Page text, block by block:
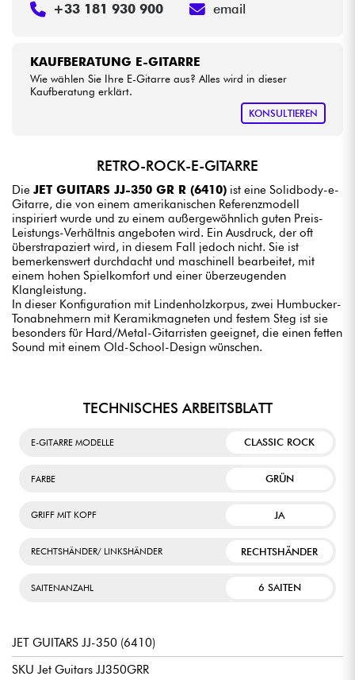
KAUFBERATUNG E-GITARRE
Wie wählen Sie Ihre E-Gitarre aus? Alles wird in dieser
Kaufberatung erklärt.
KONSULTIEREN
+33 181 930 900 email
RETRO-ROCK-E-GITARRE
Die JET GUITARS JJ-350 GR R (6410) ist eine Solidbody-e-
Gitarre, die von einem amerikanischen Referenzmodell
inspiriert wurde und zu einem außergewöhnlich guten Preis-
Leistungs-Verhältnis angeboten wird. Ein Ausdruck, der oft
überstrapaziert wird, in diesem Fall jedoch nicht. Sie ist
bemerkenswert durchdacht und maschinell bearbeitet, mit
einem hohen Spielkomfort und einer überzeugenden
Klangleistung.
In dieser Konfiguration mit Lindenholzkorpus, zwei Humbucker-
Tonabnehmern mit Keramikmagneten und festem Steg ist sie
besonders für Hard/Metal-Gitarristen geeignet, die einen fetten
Sound mit einem Old-School-Design wünschen.
TECHNISCHES ARBEITSBLATT
E-GITARRE MODELLE CLASSIC ROCK
FARBE GRÜN
GRIFF MIT KOPF JA
RECHTSHÄNDER/ LINKSHÄNDER RECHTSHÄNDER
SAITENANZAHL 6 SAITEN
JET GUITARS JJ-350 (6410)
SKU Jet Guitars JJ350GRR